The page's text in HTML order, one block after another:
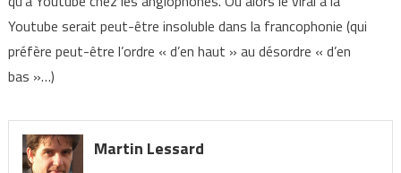
Youtube serait peut-être insoluble dans la francophonie (qui
préfère peut-être l’ordre « d’en haut » au désordre « d’en
bas »…)
Martin Lessard